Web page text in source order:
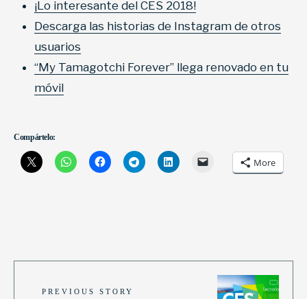
¡Lo interesante del CES 2018!
Descarga las historias de Instagram de otros
usuarios
“My Tamagotchi Forever” llega renovado en tu
móvil
Compártelo:
More
PREVIOUS STORY